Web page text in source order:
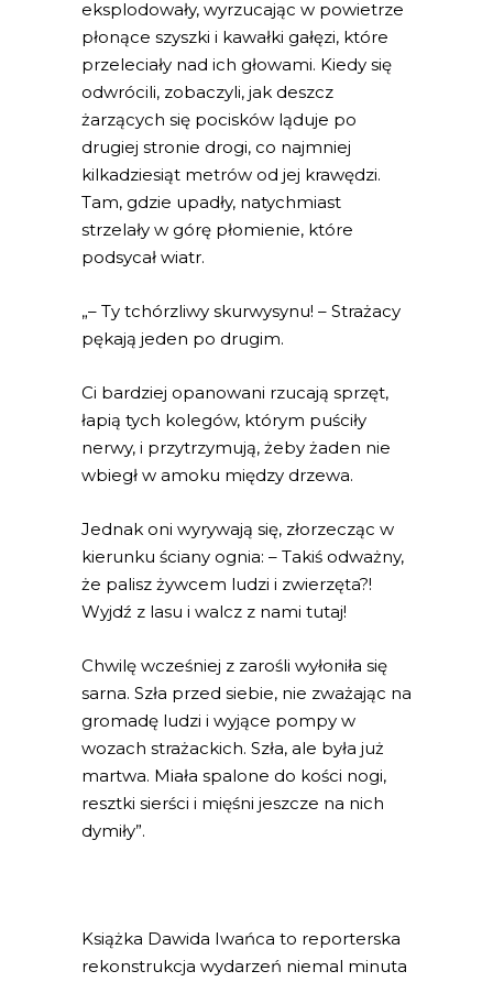
eksplodowały, wyrzucając w powietrze
płonące szyszki i kawałki gałęzi, które
przeleciały nad ich głowami. Kiedy się
odwrócili, zobaczyli, jak deszcz
żarzących się pocisków ląduje po
drugiej stronie drogi, co najmniej
kilkadziesiąt metrów od jej krawędzi.
Tam, gdzie upadły, natychmiast
strzelały w górę płomienie, które
podsycał wiatr.
„– Ty tchórzliwy skurwysynu! – Strażacy
pękają jeden po drugim.
Ci bardziej opanowani rzucają sprzęt,
łapią tych kolegów, którym puściły
nerwy, i przytrzymują, żeby żaden nie
wbiegł w amoku między drzewa.
Jednak oni wyrywają się, złorzecząc w
kierunku ściany ognia: – Takiś odważny,
że palisz żywcem ludzi i zwierzęta?!
Wyjdź z lasu i walcz z nami tutaj!
Chwilę wcześniej z zarośli wyłoniła się
sarna. Szła przed siebie, nie zważając na
gromadę ludzi i wyjące pompy w
wozach strażackich. Szła, ale była już
martwa. Miała spalone do kości nogi,
resztki sierści i mięśni jeszcze na nich
dymiły”.
Książka Dawida Iwańca to reporterska
rekonstrukcja wydarzeń niemal minuta